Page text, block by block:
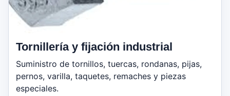
Tornillería y fijación industrial
Suministro de tornillos, tuercas, rondanas, pijas,
pernos, varilla, taquetes, remaches y piezas
especiales.